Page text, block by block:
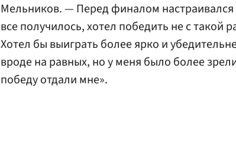
Мельников. — Перед финалом настраивался
все получилось, хотел победить не с такой
Хотел бы выиграть более ярко и
вроде на равных, но у меня было более
победу отдали мне».